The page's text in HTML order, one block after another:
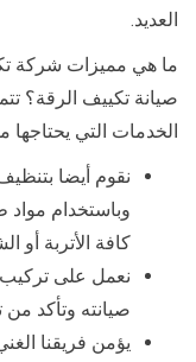
العديد.
ما هي مميزات شركة
صيانة تكييف الرقة؟
الخدمات التي يحتاجها
نقوم أيضا
وباستخدام مواد
كافة الأتربة أو
نعمل على
صيانته وتأكد
يؤمن فريقنا